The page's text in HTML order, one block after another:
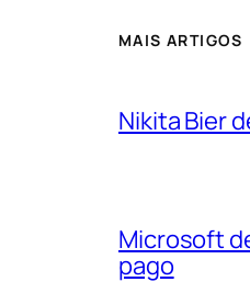
MAIS ARTIGOS
Nikita Bier
Microsoft
pago